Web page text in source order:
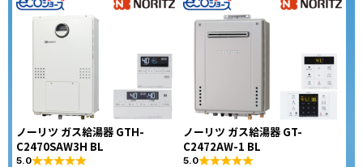
ノーリツ ガス給湯器 GTH-
C2470SAW3H BL
5.0
ノーリツ ガス給湯器 GT-
C2472AW-1 BL
5.0